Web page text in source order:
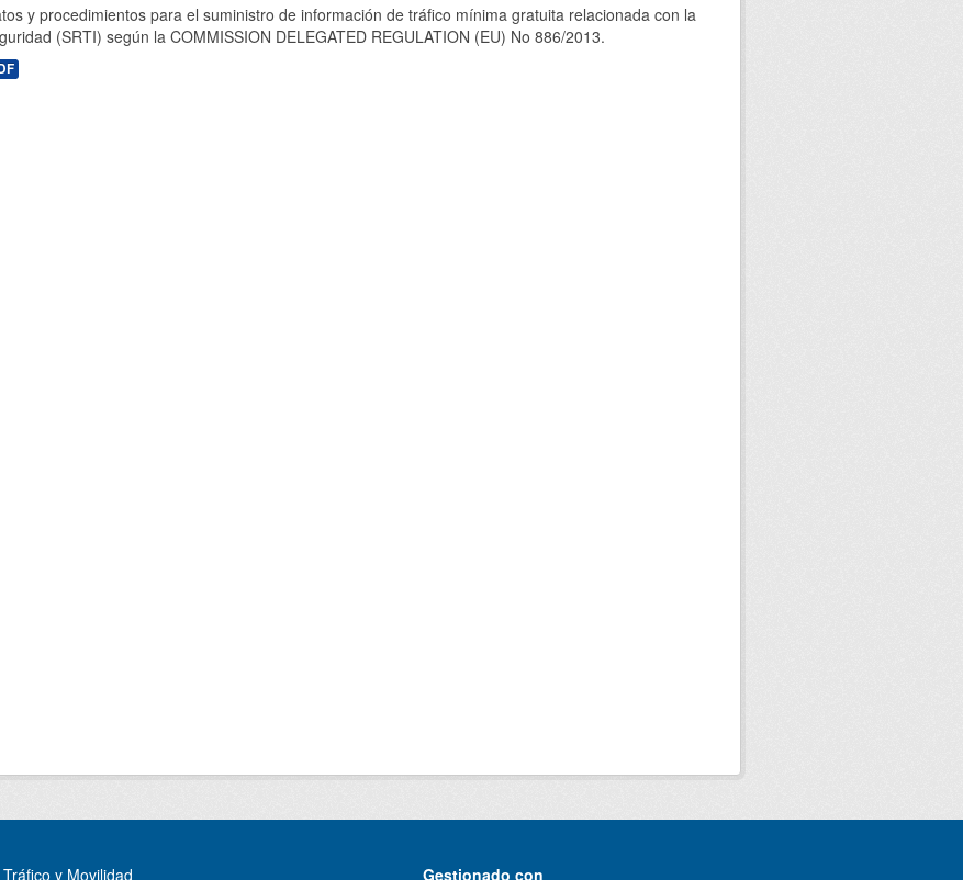
y procedimientos para el suministro de información de tráfico mínima gratuita relacionada con la
(SRTI) según la COMMISSION DELEGATED REGULATION (EU) No 886/2013.
y Movilidad Gestionado con